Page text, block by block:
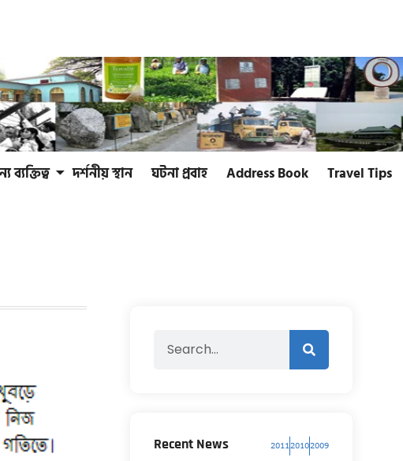
ব্যক্তিত্ব দর্শনীয় স্থান ঘটনা প্রবাহ Address Book
Travel Tips
Recent News 2011 20102009